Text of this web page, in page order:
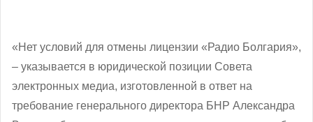
«Нет условий для отмены лицензии «Радио Болгария»,
– указывается в юридической позиции Совета
электронных медиа, изготовленной в ответ на
требование генерального директора БНР Александра